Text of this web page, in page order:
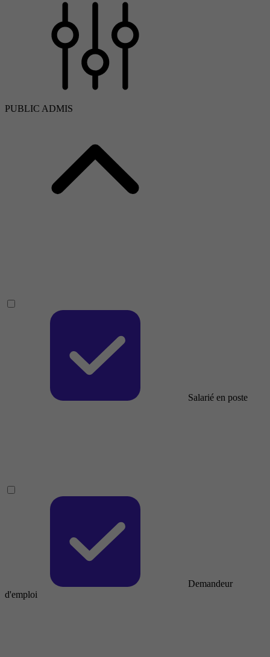
PUBLIC ADMIS
Salarié en poste
Demandeur
d'emploi